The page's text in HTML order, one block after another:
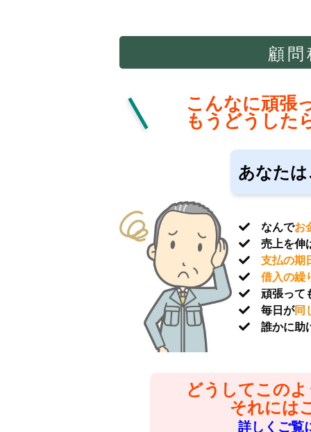
顧
こんなに頑張
もうどうし
あなた
なんでお
売上を伸
支払の期
借入の繰
頑張って
毎日が同
誰かに助
どうしてこの
それには
詳しくご覧